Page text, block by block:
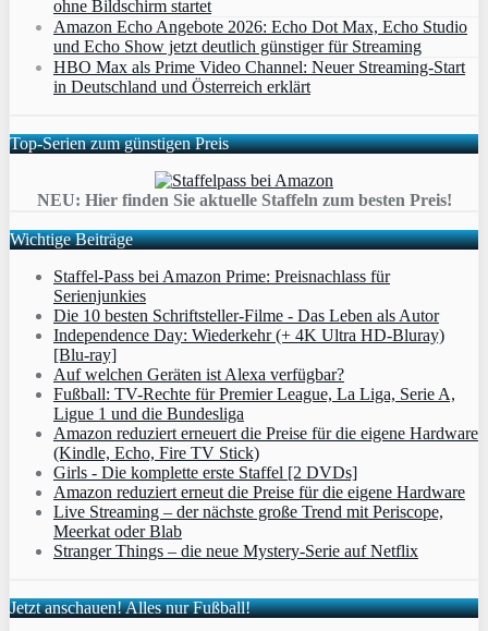
ohne Bildschirm startet
Amazon Echo Angebote 2026: Echo Dot Max, Echo Studio
und Echo Show jetzt deutlich günstiger für Streaming
HBO Max als Prime Video Channel: Neuer Streaming‑Start
in Deutschland und Österreich erklärt
Top-Serien zum günstigen Preis
NEU: Hier finden Sie aktuelle Staffeln zum besten Preis!
Wichtige Beiträge
Staffel-Pass bei Amazon Prime: Preisnachlass für
Serienjunkies
Die 10 besten Schriftsteller-Filme - Das Leben als Autor
Independence Day: Wiederkehr (+ 4K Ultra HD-Bluray)
[Blu-ray]
Auf welchen Geräten ist Alexa verfügbar?
Fußball: TV-Rechte für Premier League, La Liga, Serie A,
Ligue 1 und die Bundesliga
Amazon reduziert erneuert die Preise für die eigene Hardware
(Kindle, Echo, Fire TV Stick)
Girls - Die komplette erste Staffel [2 DVDs]
Amazon reduziert erneut die Preise für die eigene Hardware
Live Streaming – der nächste große Trend mit Periscope,
Meerkat oder Blab
Stranger Things – die neue Mystery-Serie auf Netflix
Jetzt anschauen! Alles nur Fußball!